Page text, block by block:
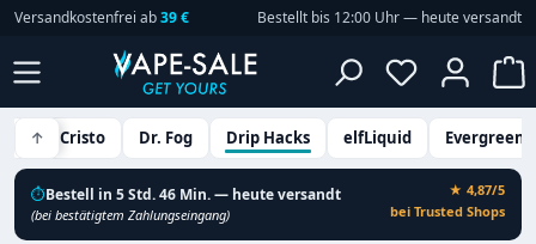
Zum Hauptinhalt springen
Versandkostenfrei ab39 € Bestellt bis 12:00 Uhr — heute versandt
Du hast 0
↑
Don Cristo Dr. Fog Drip Hacks elfLiquid Evergreen
⏱Bestell in 5 Std. 46 Min. — heute versandt
(bei bestätigtem Zahlungseingang)
★ 4,87/5
bei Trusted Shops